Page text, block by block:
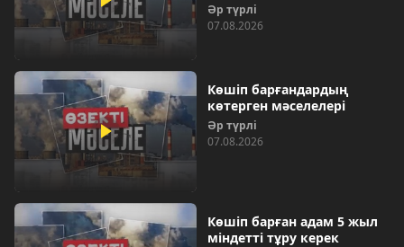
Әр түрлі
07.08.2026
Көшіп барғандардың
көтерген мәселелері
Әр түрлі
07.08.2026
Көшіп барған адам 5 жыл
міндетті тұру керек